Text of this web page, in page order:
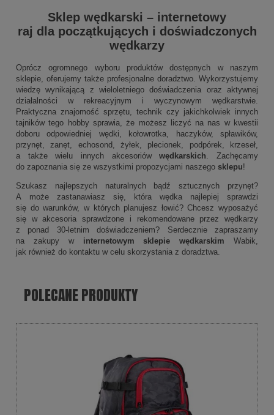
Sklep wędkarski – internetowy
raj dla początkujących i doświadczonych
wędkarzy
Oprócz ogromnego wyboru produktów dostępnych w naszym
sklepie, oferujemy także profesjonalne doradztwo. Wykorzystujemy
wiedzę wynikającą z wieloletniego doświadczenia oraz aktywnej
działalności w rekreacyjnym i wyczynowym wędkarstwie.
Praktyczna znajomość sprzętu, technik czy jakichkolwiek innych
tajników tego hobby sprawia, że możesz liczyć na nas w kwestii
doboru odpowiedniej wędki, kołowrotka, haczyków, spławików,
przynęt, zanęt, echosond, żyłek, plecionek, podpórek, krzeseł,
a także wielu innych akcesoriówwędkarskich . Zachęcamy
do zapoznania się ze wszystkimi propozycjami naszego sklepu!
Szukasz najlepszych naturalnych bądź sztucznych przynęt?
A może zastanawiasz się, która wędka najlepiej sprawdzi
się do warunków, w których planujesz łowić? Chcesz wyposażyć
się w akcesoria sprawdzone i rekomendowane przez wędkarzy
z ponad 30-letnim doświadczeniem? Serdecznie zapraszamy
na zakupy w internetowym sklepie wędkarskim Wabik,
jak również do kontaktu w celu skorzystania z doradztwa.
POLECANE PRODUKTY